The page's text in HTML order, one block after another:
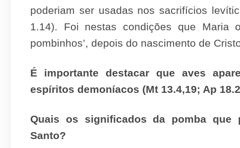
poderiam ser usadas nos sacrifícios
1.14). Foi nestas condições que Maria
pombinhos’, depois do nascimento de
É importante destacar que aves
espíritos demoníacos (Mt 13.4,19; Ap
Quais os significados da pomba que
Santo?